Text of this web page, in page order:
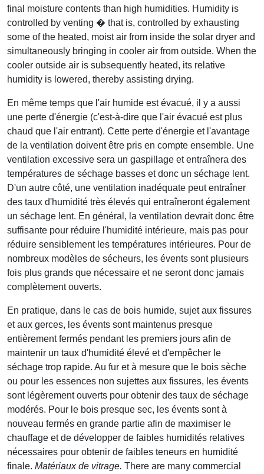
final moisture contents than high humidities. Humidity is
controlled by venting � that is, controlled by exhausting
some of the heated, moist air from inside the solar dryer and
simultaneously bringing in cooler air from outside. When the
cooler outside air is subsequently heated, its relative
humidity is lowered, thereby assisting drying.
En même temps que l'air humide est évacué, il y a aussi
une perte d'énergie (c'est-à-dire que l'air évacué est plus
chaud que l'air entrant). Cette perte d'énergie et l'avantage
de la ventilation doivent être pris en compte ensemble. Une
ventilation excessive sera un gaspillage et entraînera des
températures de séchage basses et donc un séchage lent.
D'un autre côté, une ventilation inadéquate peut entraîner
des taux d'humidité très élevés qui entraîneront également
un séchage lent. En général, la ventilation devrait donc être
suffisante pour réduire l'humidité intérieure, mais pas pour
réduire sensiblement les températures intérieures. Pour de
nombreux modèles de sécheurs, les évents sont plusieurs
fois plus grands que nécessaire et ne seront donc jamais
complètement ouverts.
En pratique, dans le cas de bois humide, sujet aux fissures
et aux gerces, les évents sont maintenus presque
entièrement fermés pendant les premiers jours afin de
maintenir un taux d'humidité élevé et d'empêcher le
séchage trop rapide. Au fur et à mesure que le bois sèche
ou pour les essences non sujettes aux fissures, les évents
sont légèrement ouverts pour obtenir des taux de séchage
modérés. Pour le bois presque sec, les évents sont à
nouveau fermés en grande partie afin de maximiser le
chauffage et de développer de faibles humidités relatives
nécessaires pour obtenir de faibles teneurs en humidité
finale. Matériaux de vitrage. There are many commercial